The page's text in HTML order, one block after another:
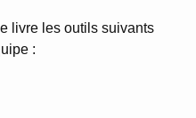
livre les outils suivants
: